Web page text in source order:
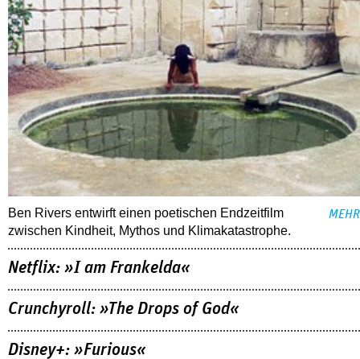
Ben Rivers entwirft einen poetischen Endzeitfilm
zwischen Kindheit, Mythos und Klimakatastrophe.
MEHR
Netflix: »I am Frankelda«
Crunchyroll: »The Drops of God«
Disney+: »Furious«